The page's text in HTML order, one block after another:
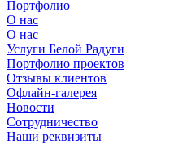
Портфолио
О нас
О нас
Услуги Белой Радуги
Портфолио проектов
Отзывы клиентов
Офлайн-галерея
Новости
Сотрудничество
Наши реквизиты